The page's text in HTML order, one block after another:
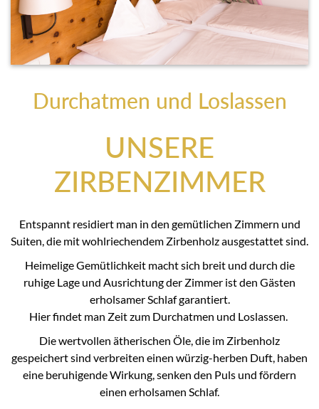
Durchatmen und Loslassen
UNSERE
ZIRBENZIMMER
Entspannt residiert man in den gemütlichen Zimmern und
Suiten, die mit wohlriechendem Zirbenholz ausgestattet sind.
Heimelige Gemütlichkeit macht sich breit und durch die
ruhige Lage und Ausrichtung der Zimmer ist den Gästen
erholsamer Schlaf garantiert.
Hier findet man Zeit zum Durchatmen und Loslassen.
Die wertvollen ätherischen Öle, die im Zirbenholz
gespeichert sind verbreiten einen würzig-herben Duft, haben
eine beruhigende Wirkung, senken den Puls und fördern
einen erholsamen Schlaf.